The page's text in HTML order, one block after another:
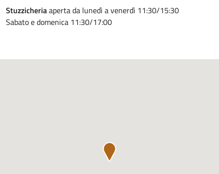
Stuzzicheriaaperta da lunedì a venerdì 11:30/15:30
Sabato e domenica 11:30/17:00